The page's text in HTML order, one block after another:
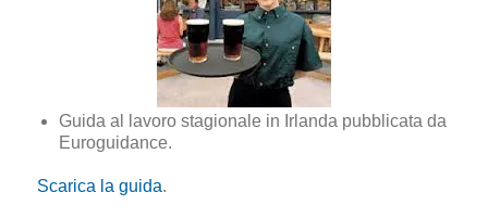
Guida al lavoro stagionale in Irlanda pubblicata da
Euroguidance.
Scarica la guida.